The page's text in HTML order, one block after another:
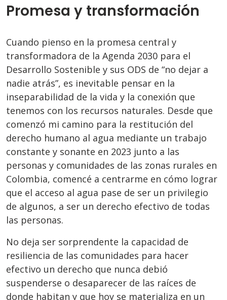
Promesa y transformación
Cuando pienso en la promesa central y
transformadora de la Agenda 2030 para el
Desarrollo Sostenible y sus ODS de “no dejar a
nadie atrás”, es inevitable pensar en la
inseparabilidad de la vida y la conexión que
tenemos con los recursos naturales. Desde que
comenzó mi camino para la restitución del
derecho humano al agua mediante un trabajo
constante y sonante en 2023 junto a las
personas y comunidades de las zonas rurales en
Colombia, comencé a centrarme en cómo lograr
que el acceso al agua pase de ser un privilegio
de algunos, a ser un derecho efectivo de todas
las personas.
No deja ser sorprendente la capacidad de
resiliencia de las comunidades para hacer
efectivo un derecho que nunca debió
suspenderse o desaparecer de las raíces de
donde habitan y que hoy se materializa en un